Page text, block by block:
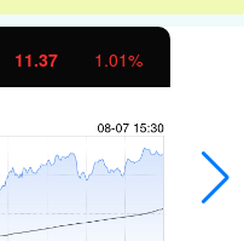
11.37 1.01%